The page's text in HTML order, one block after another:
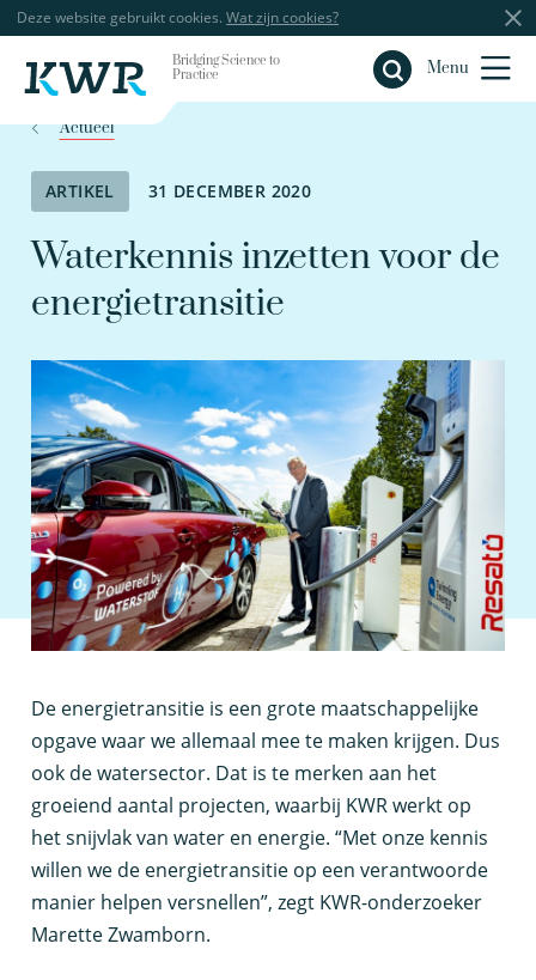
Deze website gebruikt cookies. Wat zijn cookies?
Bridging Science to
Practice
Menu
Sluiten
Actueel
ARTIKEL 31 DECEMBER 2020
Waterkennis inzetten voor de
energietransitie
De energietransitie is een grote maatschappelijke
opgave waar we allemaal mee te maken krijgen. Dus
ook de watersector. Dat is te merken aan het
groeiend aantal projecten, waarbij KWR werkt op
het snijvlak van water en energie. “Met onze kennis
willen we de energietransitie op een verantwoorde
manier helpen versnellen”, zegt KWR-onderzoeker
Marette Zwamborn.